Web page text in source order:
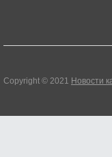
Copyright © 2021 Новости